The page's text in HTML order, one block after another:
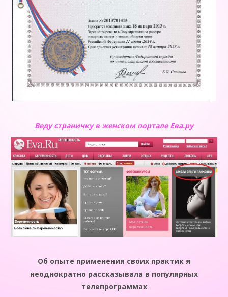
Веду страничку в женском портале Ева.ру
Об опыте применения своих практик я
неоднократно рассказывала в популярных
телепрограммах